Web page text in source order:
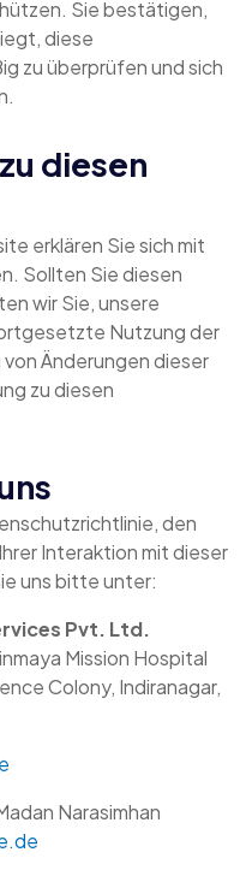
Sie bestätigen,
diese
zu überprüfen und sich
diesen
erklären Sie sich mit
Sollten Sie diesen
wir Sie, unsere
Nutzung der
Änderungen dieser
zu diesen
den
Interaktion mit dieser
uns bitte unter:
Pvt. Ltd.
Mission Hospital
Colony, Indiranagar,
Narasimhan